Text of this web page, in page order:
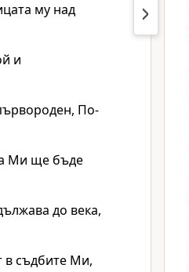
му над
и
По-
Ми ще бъде
до века,
в съдбите Ми,